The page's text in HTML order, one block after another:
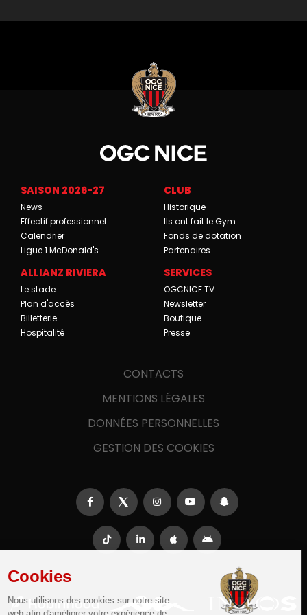
SAISON 2026-27
News
Effectif professionnel
Calendrier
Ligue 1 McDonald's
CLUB
Historique
Ils ont fait le Gym
Fonds de dotation
Partenaires
ALLIANZ RIVIERA
Le stade
Plan d'accès
Billetterie
Hospitalité
SERVICES
OGCNICE.TV
Newsletter
Boutique
Presse
CONTACTS
MENTIONS LÉGALES
DONNÉES PERSONNELLES
GESTION DES COOKIES